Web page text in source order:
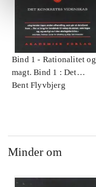
Bind 1 - Rationalitet og
magt. Bind 1 : Det
konkretes videnskab
Bent Flyvbjerg
Minder om